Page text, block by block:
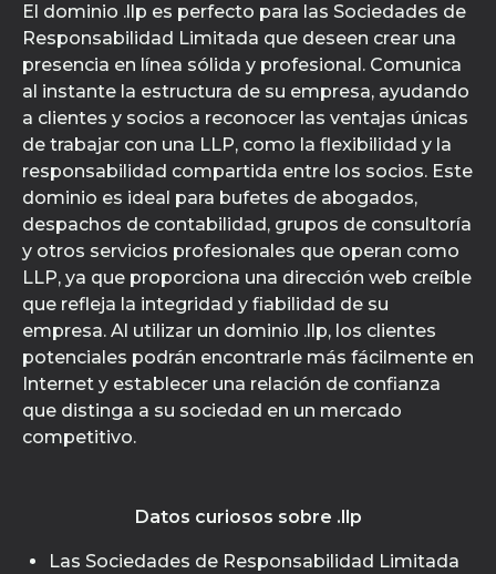
El dominio .llp es perfecto para las Sociedades de
Responsabilidad Limitada que deseen crear una
presencia en línea sólida y profesional. Comunica
al instante la estructura de su empresa, ayudando
a clientes y socios a reconocer las ventajas únicas
de trabajar con una LLP, como la flexibilidad y la
responsabilidad compartida entre los socios. Este
dominio es ideal para bufetes de abogados,
despachos de contabilidad, grupos de consultoría
y otros servicios profesionales que operan como
LLP, ya que proporciona una dirección web creíble
que refleja la integridad y fiabilidad de su
empresa. Al utilizar un dominio .llp, los clientes
potenciales podrán encontrarle más fácilmente en
Internet y establecer una relación de confianza
que distinga a su sociedad en un mercado
competitivo.
Datos curiosos sobre .llp
Las Sociedades de Responsabilidad Limitada